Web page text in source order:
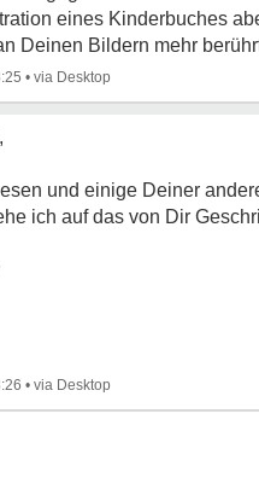
eines Kinderbuches
Deinen Bildern mehr
•
und einige Deiner
ich auf das von Dir
•